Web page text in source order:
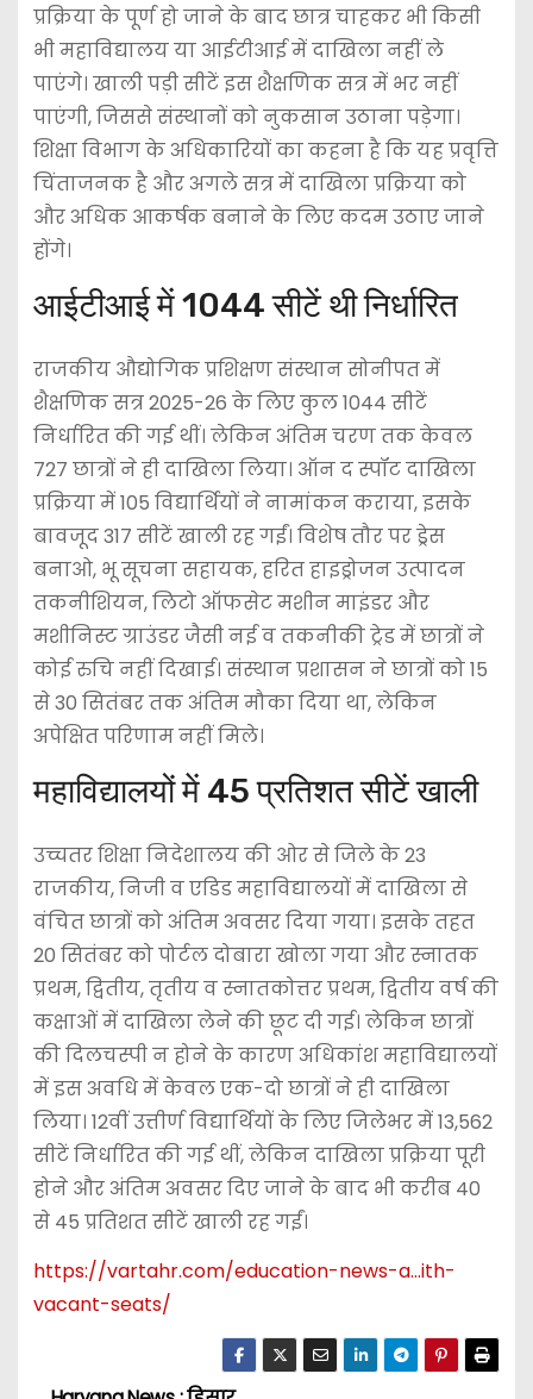
प्रक्रिया के पूर्ण हो जाने के बाद छात्र चाहकर भी किसी
भी महाविद्यालय या आईटीआई में दाखिला नहीं ले
पाएंगे। खाली पड़ी सीटें इस शैक्षणिक सत्र में भर नहीं
पाएंगी, जिससे संस्थानों को नुकसान उठाना पड़ेगा।
शिक्षा विभाग के अधिकारियों का कहना है कि यह प्रवृत्ति
चिंताजनक है और अगले सत्र में दाखिला प्रक्रिया को
और अधिक आकर्षक बनाने के लिए कदम उठाए जाने
होंगे।
आईटीआई में 1044 सीटें थी निर्धारित
राजकीय औद्योगिक प्रशिक्षण संस्थान सोनीपत में
शैक्षणिक सत्र 2025-26 के लिए कुल 1044 सीटें
निर्धारित की गई थीं। लेकिन अंतिम चरण तक केवल
727 छात्रों ने ही दाखिला लिया। ऑन द स्पॉट दाखिला
प्रक्रिया में 105 विद्यार्थियों ने नामांकन कराया, इसके
बावजूद 317 सीटें खाली रह गईं। विशेष तौर पर ड्रेस
बनाओ, भू सूचना सहायक, हरित हाइड्रोजन उत्पादन
तकनीशियन, लिटो ऑफसेट मशीन माइंडर और
मशीनिस्ट ग्राउंडर जैसी नई व तकनीकी ट्रेड में छात्रों ने
कोई रुचि नहीं दिखाई। संस्थान प्रशासन ने छात्रों को 15
से 30 सितंबर तक अंतिम मौका दिया था, लेकिन
अपेक्षित परिणाम नहीं मिले।
महाविद्यालयों में 45 प्रतिशत सीटें खाली
उच्चतर शिक्षा निदेशालय की ओर से जिले के 23
राजकीय, निजी व एडिड महाविद्यालयों में दाखिला से
वंचित छात्रों को अंतिम अवसर दिया गया। इसके तहत
20 सितंबर को पोर्टल दोबारा खोला गया और स्नातक
प्रथम, द्वितीय, तृतीय व स्नातकोत्तर प्रथम, द्वितीय वर्ष की
कक्षाओं में दाखिला लेने की छूट दी गई। लेकिन छात्रों
की दिलचस्पी न होने के कारण अधिकांश महाविद्यालयों
में इस अवधि में केवल एक-दो छात्रों ने ही दाखिला
लिया। 12वीं उत्तीर्ण विद्यार्थियों के लिए जिलेभर में 13,562
सीटें निर्धारित की गई थीं, लेकिन दाखिला प्रक्रिया पूरी
होने और अंतिम अवसर दिए जाने के बाद भी करीब 40
से 45 प्रतिशत सीटें खाली रह गईं।
https://vartahr.com/education-news-a…ith-
vacant-seats/